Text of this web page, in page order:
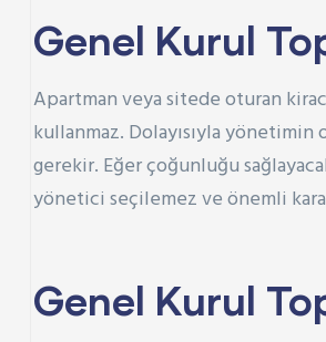
Genel Kurul
Apartman veya sitede oturan
kullanmaz. Dolayısıyla
gerekir. Eğer çoğunluğu
yönetici seçilemez ve önemli
Genel Kurul